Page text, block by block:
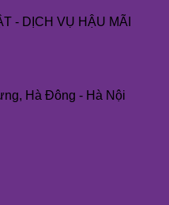
- DỊCH VỤ HẬU MÃI
Hà Đông - Hà Nội